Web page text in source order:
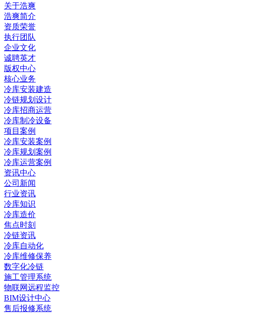
关于浩爽
浩爽简介
资质荣誉
执行团队
企业文化
诚聘英才
版权中心
核心业务
冷库安装建造
冷链规划设计
冷库招商运营
冷库制冷设备
项目案例
冷库安装案例
冷库规划案例
冷库运营案例
资讯中心
公司新闻
行业资讯
冷库知识
冷库造价
焦点时刻
冷链资讯
冷库自动化
冷库维修保养
数字化冷链
施工管理系统
物联网远程监控
BIM设计中心
售后报修系统